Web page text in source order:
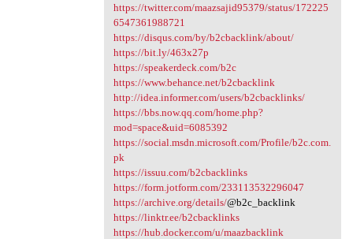
https://twitter.com/maazsajid95379/status/172225
6547361988721
https://disqus.com/by/b2cbacklink/about/
https://bit.ly/463x27p
https://speakerdeck.com/b2c
https://www.behance.net/b2cbacklink
http://idea.informer.com/users/b2cbacklinks/
https://bbs.now.qq.com/home.php?
mod=space&uid=6085392
https://social.msdn.microsoft.com/Profile/b2c.com.
pk
https://issuu.com/b2cbacklinks
https://form.jotform.com/233113532296047
https://archive.org/details/@b2c_backlink
https://linktr.ee/b2cbacklinks
https://hub.docker.com/u/maazbacklink